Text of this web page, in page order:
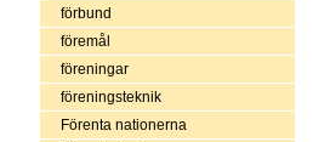
förbund
föremål
föreningar
föreningsteknik
Förenta nationerna